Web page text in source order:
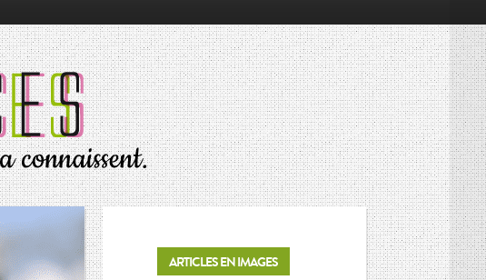
RÉSONNANCES
ALIMENTATION
ÉCONOMIE
ENVIRONNEMENT
PORTRAITS
ARTICLES EN IMAGES